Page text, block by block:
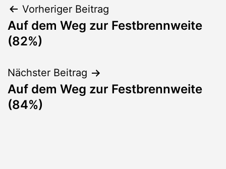
Beitragsnavigation
Vorheriger Beitrag
Auf dem Weg zur Festbrennweite
(82%)
Nächster Beitrag
Auf dem Weg zur Festbrennweite
(84%)